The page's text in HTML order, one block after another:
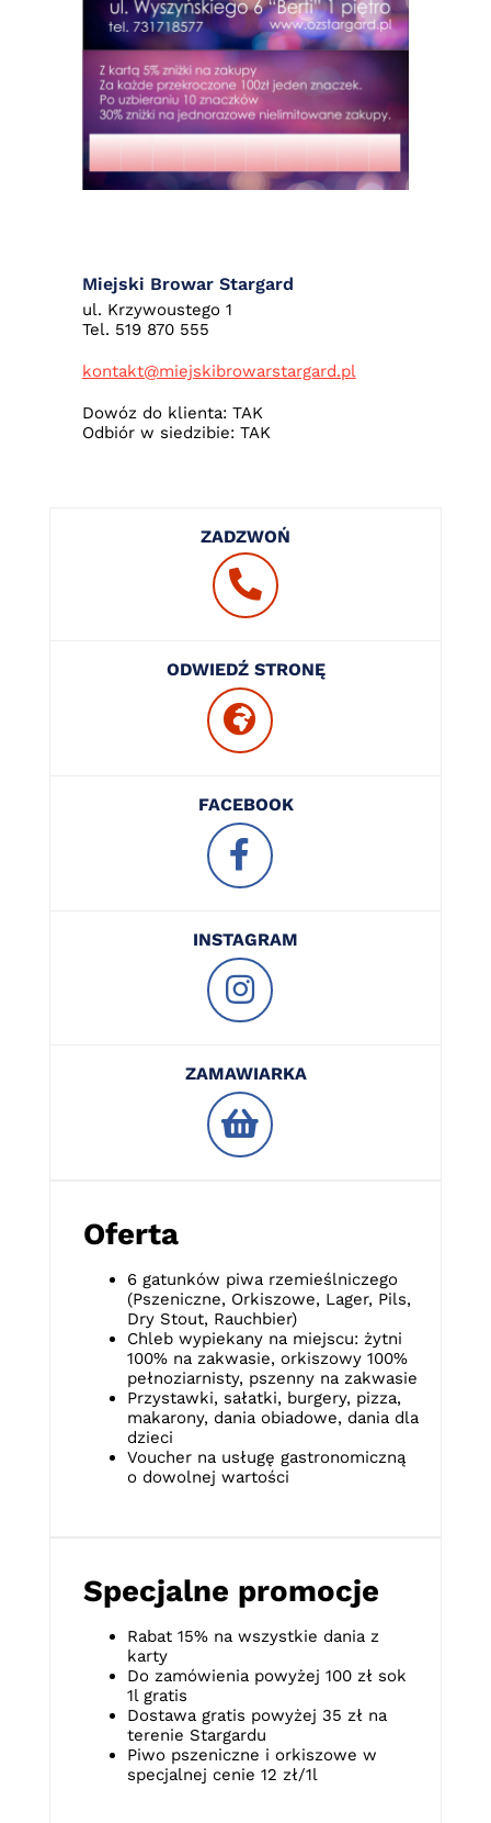
Miejski Browar Stargard
ul. Krzywoustego 1
Tel. 519 870 555
kontakt@miejskibrowarstargard.pl
Dowóz do klienta: TAK
Odbiór w siedzibie: TAK
ZADZWOŃ
ODWIEDŹ STRONĘ
FACEBOOK
INSTAGRAM
ZAMAWIARKA
Oferta
6 gatunków piwa rzemieślniczego
(Pszeniczne, Orkiszowe, Lager, Pils,
Dry Stout, Rauchbier)
Chleb wypiekany na miejscu: żytni
100% na zakwasie, orkiszowy 100%
pełnoziarnisty, pszenny na zakwasie
Przystawki, sałatki, burgery, pizza,
makarony, dania obiadowe, dania dla
dzieci
Voucher na usługę gastronomiczną
o dowolnej wartości
Specjalne promocje
Rabat 15% na wszystkie dania z
karty
Do zamówienia powyżej 100 zł sok
1l gratis
Dostawa gratis powyżej 35 zł na
terenie Stargardu
Piwo pszeniczne i orkiszowe w
specjalnej cenie 12 zł/1l